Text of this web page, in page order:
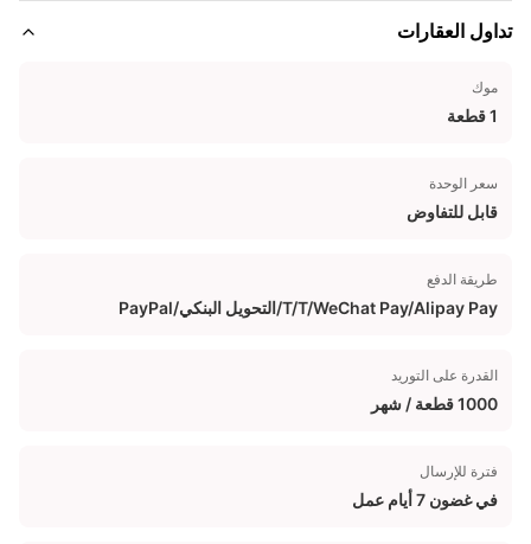
تداول العقارات
موك
1 قطعة
سعر الوحدة
قابل للتفاوض
طريقة الدفع
T/T/WeChat Pay/Alipay Pay/التحويل البنكي/PayPal
القدرة على التوريد
1000 قطعة / شهر
فترة للإرسال
في غضون 7 أيام عمل